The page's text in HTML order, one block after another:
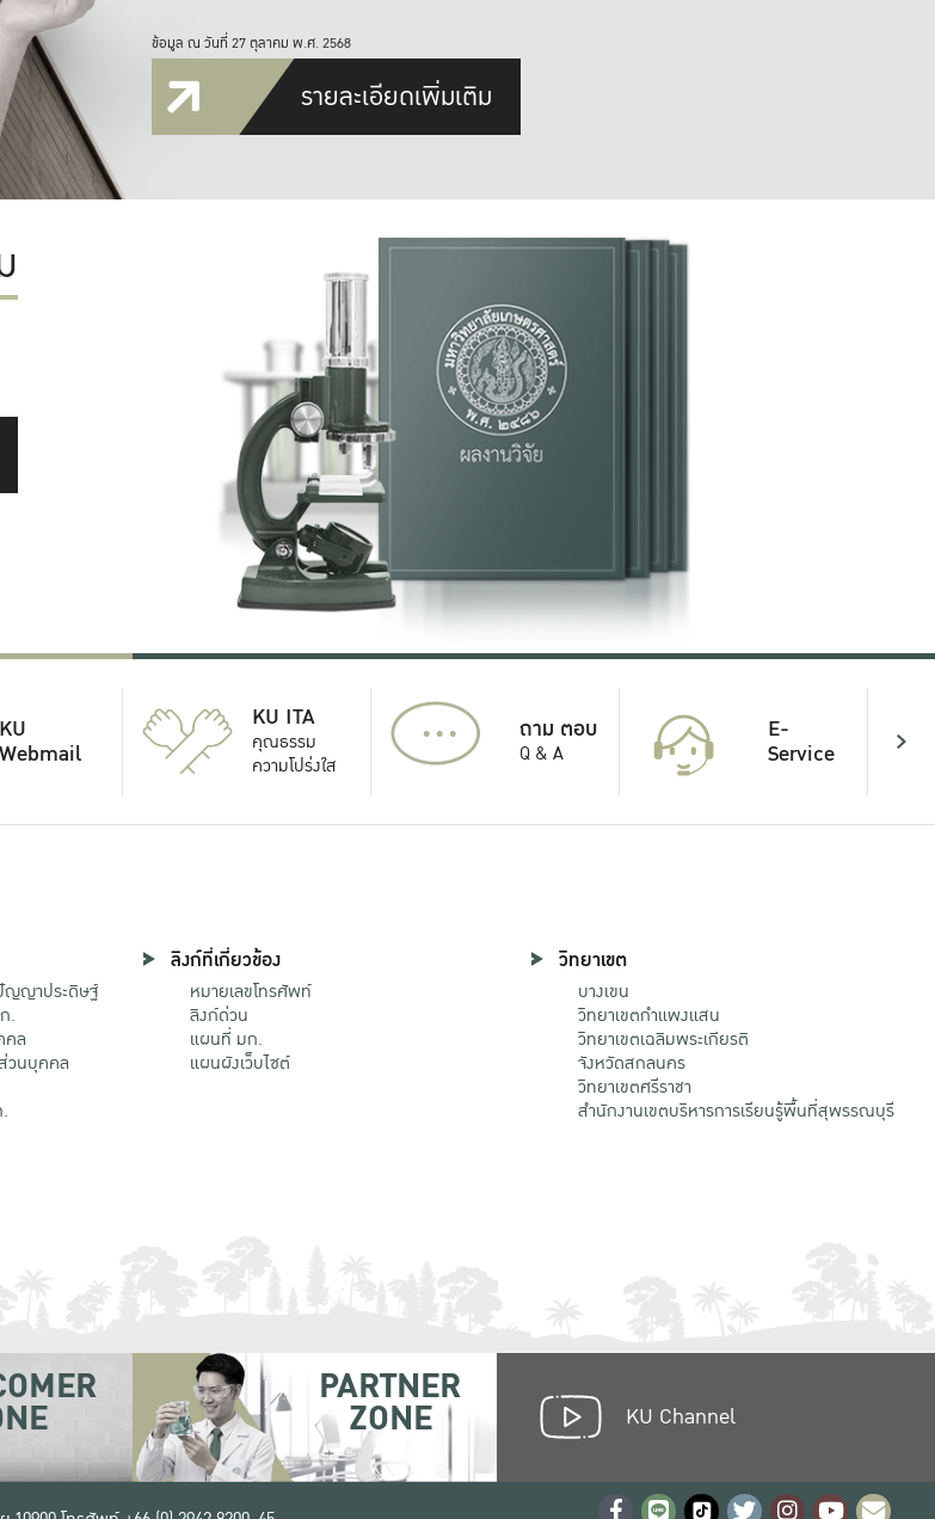
ข้อมูล ณ วันที่ 27 ตุลาคม พ.ศ. 2568
รายละเอียดเพิ่มเติม
KU
Webmail
KU ITA
คุณธรรม
ความโปร่งใส
... ถาม ตอบ
Q & A
E-
Service
ญญาประดิษฐ์
.
คล
วนบุคคล
ลิงก์ที่เกี่ยวข้อง
หมายเลขโทรศัพท์
ลิงก์ด่วน
แผนที่ มก.
แผนผังเว็บไซต์
วิทยาเขต
บางเขน
วิทยาเขตกําแพงแสน
วิทยาเขตเฉลิมพระเกียรติ
จังหวัดสกลนคร
วิทยาเขตศรีราชา
สำนักงานเขตบริหารการเรียนรู้พื้นที่สุพรรณบุรี
PARTNER
ZONE KU Channel